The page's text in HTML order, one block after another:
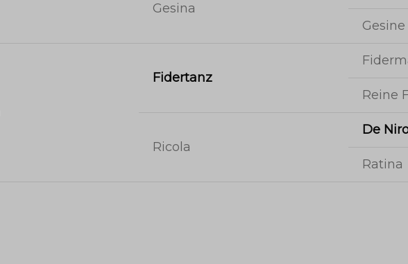
Gesina
Gesine
Fidertanz
Reine
Ricola
De
Ratina